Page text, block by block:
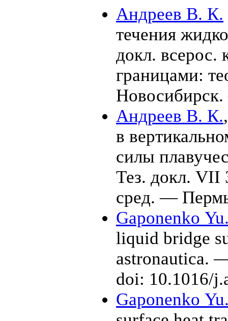
Андреев В. К.
течения
докл. всерос.
границами:
Андреев В. К.
в
силы
Тез. докл.
сред. —
Gaponenko
liquid bridge
astronautica.
doi: 10.1016/
Gaponenko